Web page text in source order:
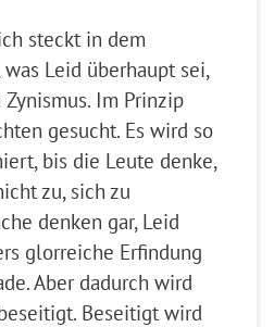
steckt in dem
Leid überhaupt sei,
Im Prinzip
gesucht. Es wird so
bis die Leute denke,
zu, sich zu
denken gar, Leid
glorreiche Erfindung
Aber dadurch wird
Beseitigt wird